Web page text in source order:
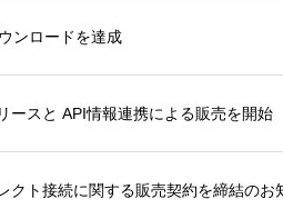
お問
ンロードを達成
ースと API情報連携による販売を開始
クト接続に関する販売契約を締結のお